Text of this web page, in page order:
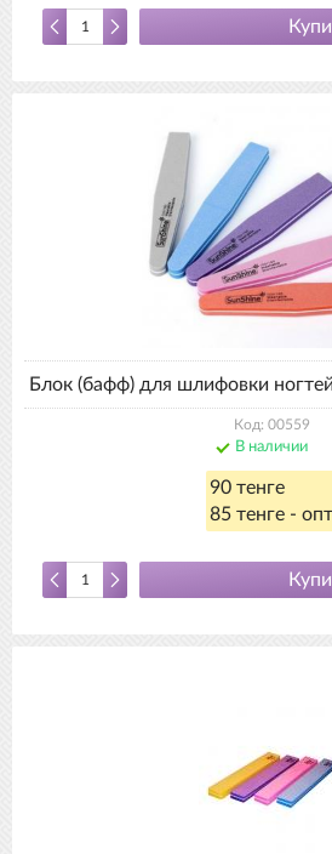
Блок (бафф) для шлифовки
Код: 00559
В наличии
90 тенге
85 тенге - опт